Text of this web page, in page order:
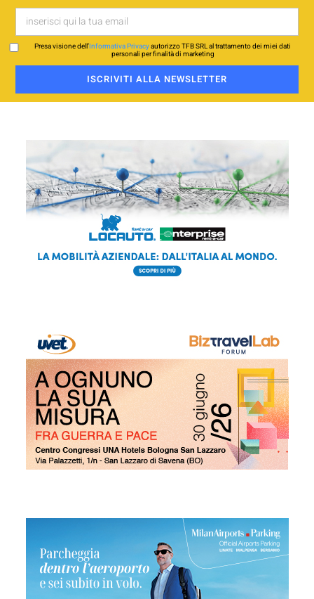
Presa visione dell’Informativa Privacyautorizzo TFB SRL al trattamento dei miei dati
personali per finalità di marketing
ISCRIVITI ALLA NEWSLETTER